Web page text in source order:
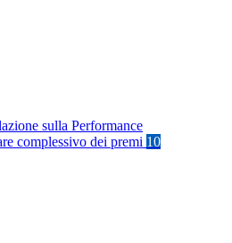
sulla Performance
complessivo dei premi 10